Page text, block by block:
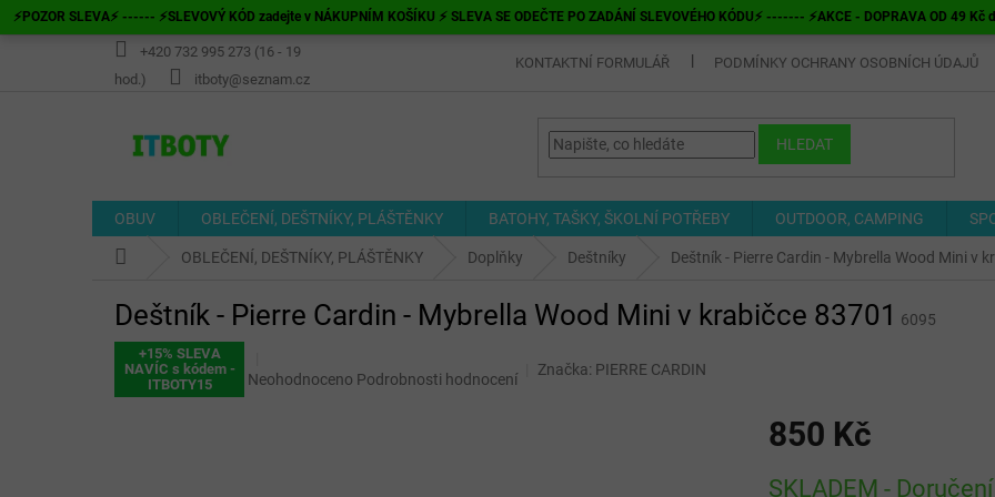
Přejít⚡POZOR SLEVA⚡ ------ ⚡SLEVOVÝ KÓD zadejte v NÁKUPNÍM KOŠÍKU ⚡ SLEVA SE ODEČTE PO ZADÁNÍ SLEVOVÉHO KÓDU⚡ ------- ⚡AKCE - DOPRAVA OD 49
+420 732 995 273 (16 - 19
hod.)
itboty@seznam.cz
KONTAKTNÍ FORMULÁŘ PODMÍNKY OCHRANY OSOBNÍCH ÚDAJŮ
HLEDAT
OBUV OBLEČENÍ, DEŠTNÍKY, PLÁŠTĚNKY BATOHY, TAŠKY, ŠKOLNÍ POTŘEBY OUTDOOR, CAMPING
OBLEČENÍ, DEŠTNÍKY, PLÁŠTĚNKY Doplňky Deštníky Deštník - Pierre Cardin - Mybrella Wood Mini v
Deštník - Pierre Cardin - Mybrella Wood Mini v krabičce 83701 6095
+15% SLEVA
NAVÍC s kódem -
ITBOTY15
Průměrné
Neohodnoceno Podrobnosti hodnocení
Značka: PIERRE CARDIN
850 Kč
cena:
SKLADEM -